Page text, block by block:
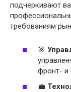
подчеркивают
требованиям
🎯
фронт- и
💼